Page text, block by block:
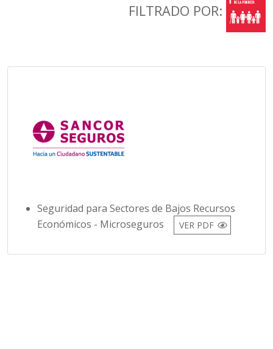
FILTRADO POR:
Seguridad para Sectores de Bajos Recursos
Económicos - Microseguros
VER PDF